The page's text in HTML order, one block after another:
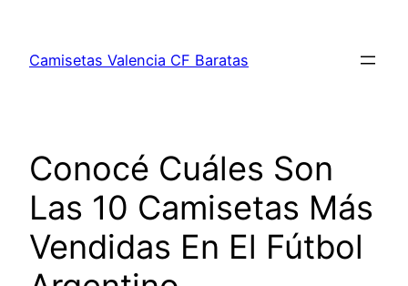
contenido
Camisetas Valencia CF Baratas
Conocé Cuáles Son
Las 10 Camisetas Más
Vendidas En El Fútbol